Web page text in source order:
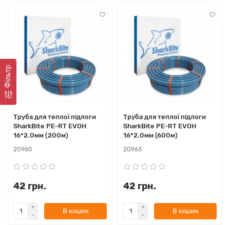
Фiльтр
Труба для теплої підлоги
SharkBite PE-RT EVOH
16*2.0мм (200м)
20960
42 грн.
В кошик
Труба для теплої підлоги
SharkBite PE-RT EVOH
16*2.0мм (600м)
20963
42 грн.
В кошик